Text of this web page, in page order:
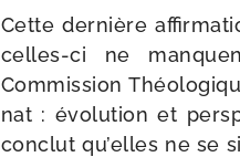
Cette der­nière
celles-​ci ne
Commission
nat : évo­lu­tion et
conclut qu’elles ne se